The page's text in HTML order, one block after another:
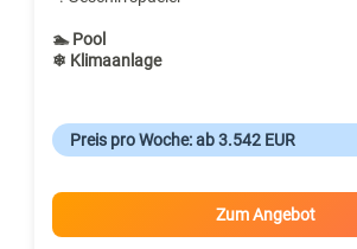
🏊 Pool
❄ Klimaanlage
Preis pro Woche: ab 3.542 EUR
Zum Angebot